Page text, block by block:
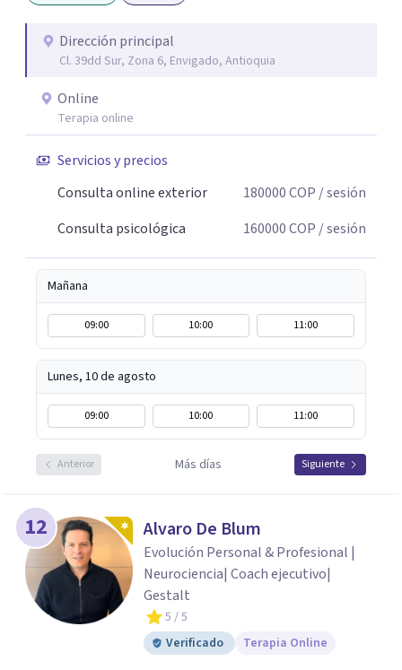
Dirección principal
Cl. 39dd Sur, Zona 6, Envigado, Antioquia
Online
Terapia online
Servicios y precios
Consulta online exterior
180000COP / sesión
Consulta psicológica
160000COP / sesión
Mañana
09:00 10:00 11:00
Lunes, 10 de agosto
09:00 10:00 11:00
Anterior Más días Siguiente
12 Alvaro De Blum
Evolución Personal & Profesional |
Neurociencia| Coach ejecutivo|
Gestalt
5 / 5
Verificado
Terapia Online